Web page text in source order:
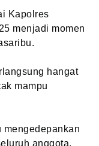
Kapolres
menjadi momen
hangat
mampu
mengedepankan
anggota.